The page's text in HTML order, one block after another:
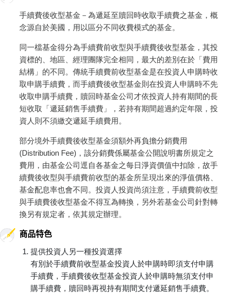
手續費後收型基金－為遞延至贖回時收取手續費之基金，概
念源自於美國，用以區分不同收費模式的基金。
同一檔基金得分為手續費前收型與手續費後收型基金，其投
資標的、地區、經理團隊完全相同，最大的差別在於「費用
結構」的不同。傳統手續費前收型基金是在投資人申購時收
取申購手續費，而手續費後收型基金則在投資人申購時不先
收取申購手續費，贖回時基金公司才依投資人持有期間的長
短收取「遞延銷售手續費」，若持有期間超過約定年限，投
資人則不須繳交遞延手續費用。
部分境外手續費後收型基金須額外再負擔分銷費用
(Distribution Fee)，該分銷費係屬基金公開說明書所規定之
費用，由基金公司逕自各基金之每日淨資價值中扣除，故手
續費後收型與手續費前收型的基金所呈現出來的淨值價格、
基金配息率也會不同。投資人投資尚須注意，手續費前收型
與手續費後收型基金不得互為轉換，另外若基金公司針對轉
換另有規定者，依其規定辦理。
商品特色
提供投資人另一種投資選擇
有別於手續費前收型基金投資人於申購時即須支付申購
手續費，手續費後收型基金投資人於申購時無須支付申
購手續費，贖回時再視持有期間支付遞延銷售手續費。